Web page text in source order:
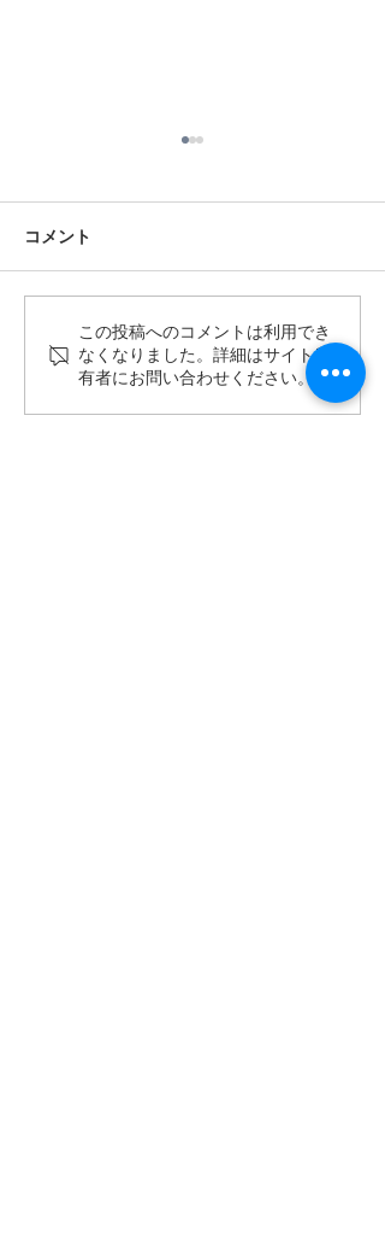
4月の未来共創セッション
The First
コメント
この投稿へのコメントは利用でき
なくなりました。詳細はサイト所
有者にお問い合わせください。